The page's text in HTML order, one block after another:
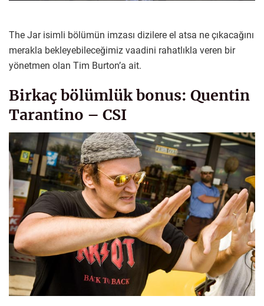
The Jar isimli bölümün imzası dizilere el atsa ne çıkacağını
merakla bekleyebileceğimiz vaadini rahatlıkla veren bir
yönetmen olan Tim Burton’a ait.
Birkaç bölümlük bonus: Quentin
Tarantino – CSI